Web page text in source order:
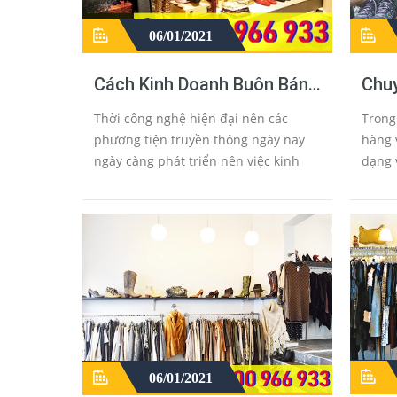
06/01/2021
Cách Kinh Doanh Buôn Bán
Trên Mạng
Thời công nghệ hiện đại nên các
phương tiện truyền thông ngày nay
ngày càng phát triển nên việc kinh
online trên mạng hiện nay diễn ra
khá sôi nổi đặc biệt là trên các tr...
hàng
dạng
liệu,
06/01/2021